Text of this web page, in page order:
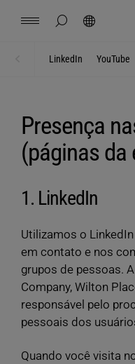
ocultar pesquisa da página
Soluções para Filiais
Soldar com ultrassom
Produtos
Empresa
Serviço
Contato Localizações
LinkedIn YouTube
Presença
(páginas da
1. LinkedIn
Utilizamos o
em contato e nos
grupos de pessoas.
Company, Wilton
responsável pelo
pessoais dos
Quando você visita